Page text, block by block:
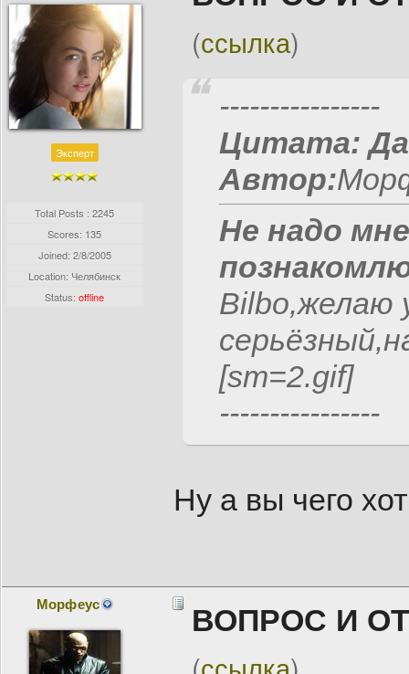
Эксперт
Total Posts : 2245
Scores: 135
Joined: 2/8/2005
Location: Челябинск
Status:offline
(ссылка)
----------------
Цитата:
Автор:
Не надо
Bilbo,желаю
[sm=2.gif]
----------------
Ну а вы чего
Морфеус ВОПРОС И